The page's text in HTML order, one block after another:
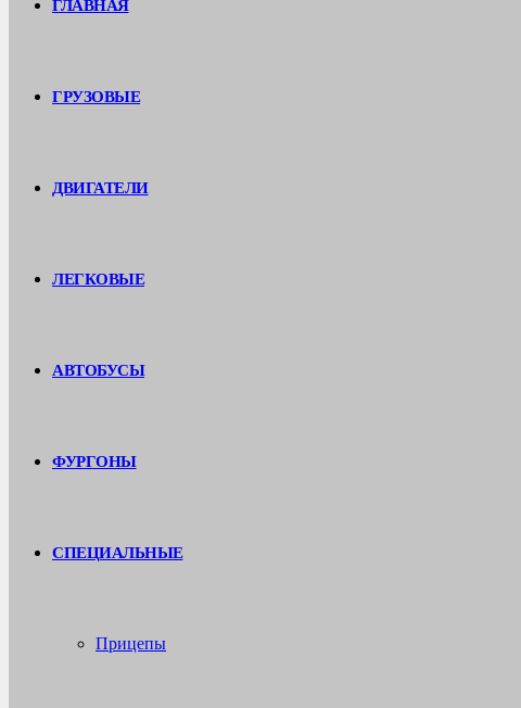
ГЛАВНАЯ
ГРУЗОВЫЕ
ДВИГАТЕЛИ
ЛЕГКОВЫЕ
АВТОБУСЫ
ФУРГОНЫ
СПЕЦИАЛЬНЫЕ
Прицепы